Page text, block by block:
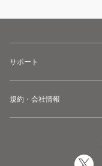
サポート
規約・会社情報